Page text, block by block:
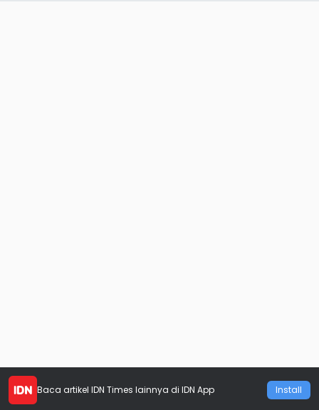
Baca artikel IDN Times lainnya di IDN App Install